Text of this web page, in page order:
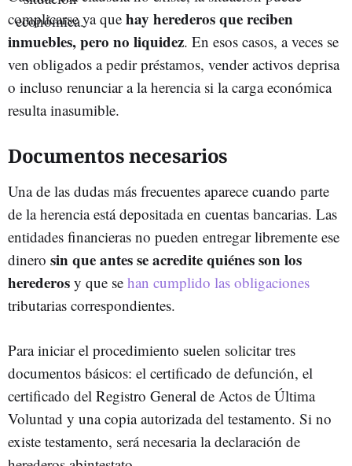
complicarse ya que hay herederos que reciben
inmuebles, pero no liquidez. En esos casos, a veces se
ven obligados a pedir préstamos, vender activos deprisa
o incluso renunciar a la herencia si la carga económica
resulta inasumible.
Documentos necesarios
Una de las dudas más frecuentes aparece cuando parte
de la herencia está depositada en cuentas bancarias. Las
entidades financieras no pueden entregar libremente ese
dinero sin que antes se acredite quiénes son los
herederos y que se han cumplido las obligaciones
tributarias correspondientes.
Para iniciar el procedimiento suelen solicitar tres
documentos básicos: el certificado de defunción, el
certificado del Registro General de Actos de Última
Voluntad y una copia autorizada del testamento. Si no
existe testamento, será necesaria la declaración de